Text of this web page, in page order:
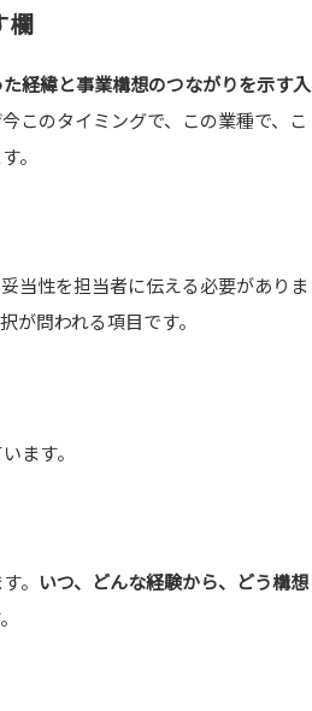
欄
経緯と事業構想のつながりを示す入
このタイミングで、この業種で、こ
。
当性を担当者に伝える必要がありま
が問われる項目です。
ます。
。 いつ、どんな経験から、どう構想